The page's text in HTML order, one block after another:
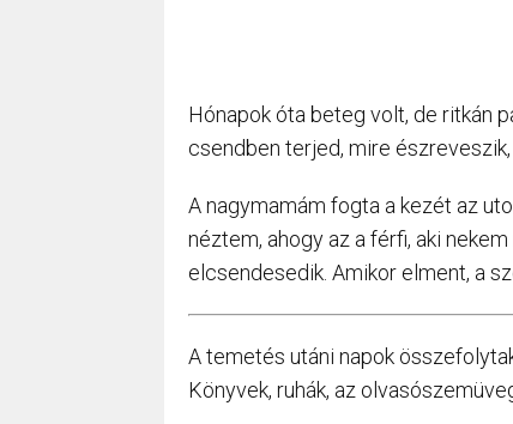
Hónapok óta beteg volt, de ritkán
csendben terjed, mire észreveszik,
A nagymamám fogta a kezét az
néztem, ahogy az a férfi, aki
elcsendesedik. Amikor elment, a
A temetés utáni napok
Könyvek, ruhák, az